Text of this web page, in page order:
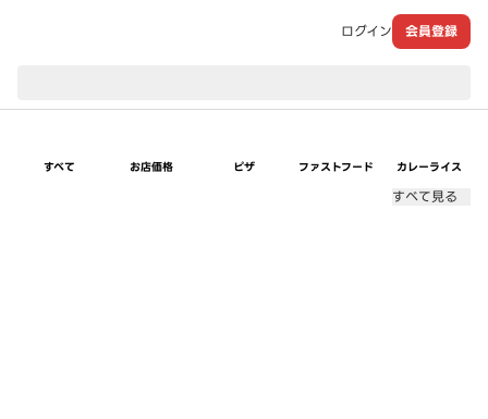
ログイン 会員登録
すべて お店価格 ピザ ファストフード カレーライス
すべて見る